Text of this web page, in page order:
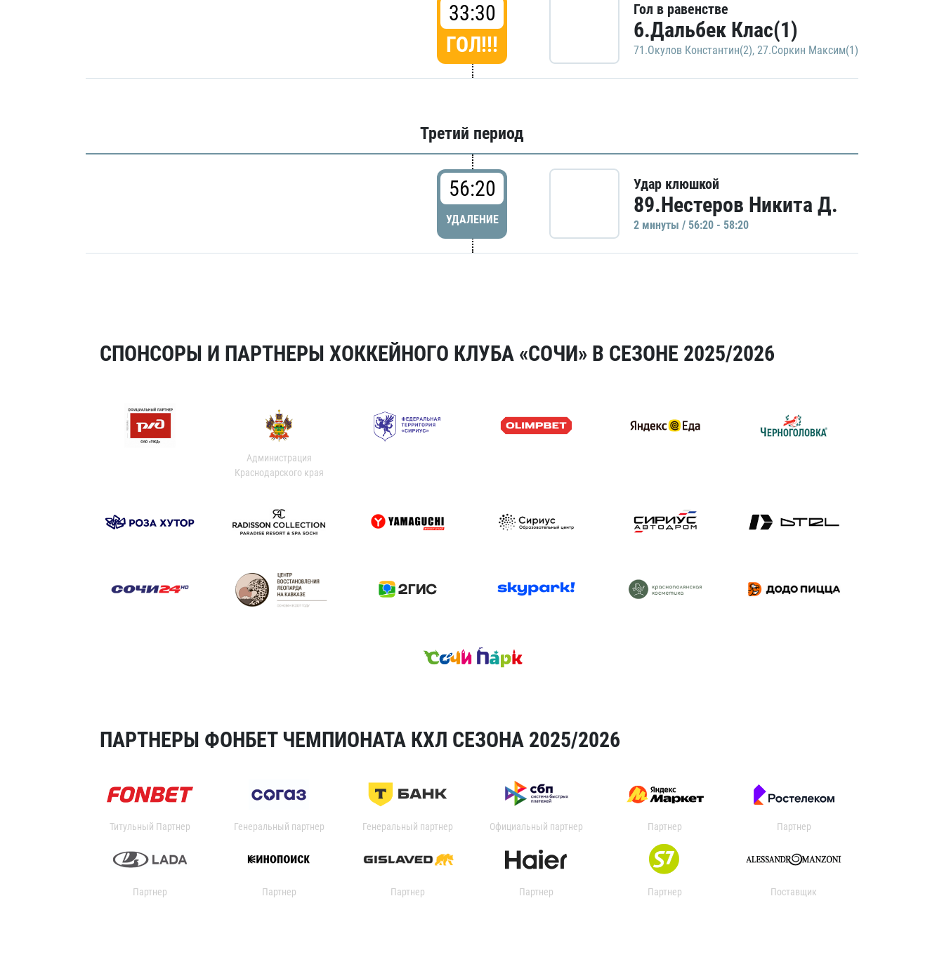
33:30
ГОЛ!!!
Гол в равенстве
6.Дальбек Клас(1)
71.Окулов Константин(2), 27.Соркин Максим(1)
Третий период
56:20
УДАЛЕНИЕ
Удар клюшкой
89.Нестеров Никита Д.
2 минуты / 56:20 - 58:20
СПОНСОРЫ И ПАРТНЕРЫ ХОККЕЙНОГО КЛУБА «СОЧИ» В СЕЗОНЕ 2025/2026
Администрация
Краснодарского края
ПАРТНЕРЫ ФОНБЕТ ЧЕМПИОНАТА КХЛ СЕЗОНА 2025/2026
Титульный Партнер Генеральный партнер Генеральный партнер Официальный партнер Партнер Партнер
Партнер Партнер Партнер Партнер Партнер Поставщик